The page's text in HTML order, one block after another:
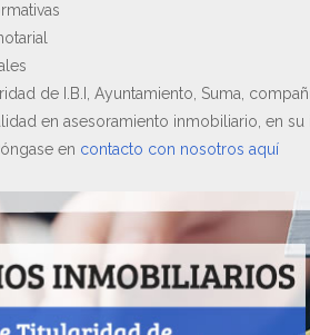
de I.B.I, Ayuntamiento, Suma,
en asesoramiento inmobiliario, en
en contacto con nosotros aquí